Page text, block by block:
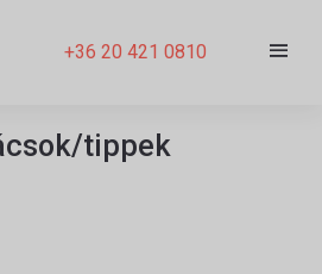
+36 20 421 0810
tippek